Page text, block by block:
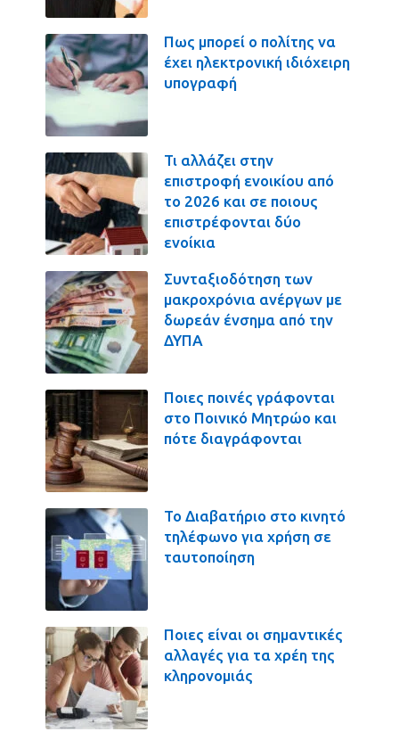
Πως μπορεί ο πολίτης να
έχει ηλεκτρονική ιδιόχειρη
υπογραφή
Τι αλλάζει στην
επιστροφή ενοικίου από
το 2026 και σε ποιους
επιστρέφονται δύο
ενοίκια
Συνταξιοδότηση των
μακροχρόνια ανέργων με
δωρεάν ένσημα από την
ΔΥΠΑ
Ποιες ποινές γράφονται
στο Ποινικό Μητρώο και
πότε διαγράφονται
Το Διαβατήριο στο κινητό
τηλέφωνο για χρήση σε
ταυτοποίηση
Ποιες είναι οι σημαντικές
αλλαγές για τα χρέη της
κληρονομιάς